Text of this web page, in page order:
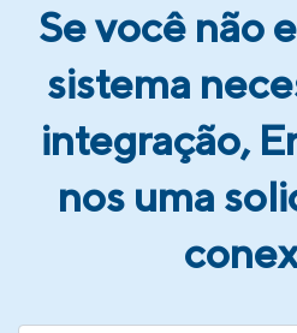
Se você não
sistema
integração,
nos uma